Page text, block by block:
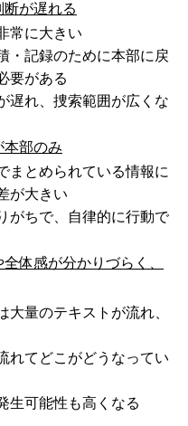
が遅れる
常に大きい
・記録のために本部に戻
要がある
遅れ、捜索範囲が広くな
本部のみ
まとめられている情報に
が大きい
がちで、自律的に行動で
体感が分かりづらく、
大量のテキストが流れ、
れてどこがどうなってい
生可能性も高くなる